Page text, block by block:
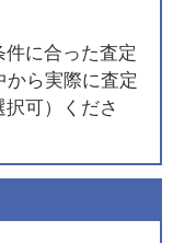
に合った査定
から実際に査定
可）くださ